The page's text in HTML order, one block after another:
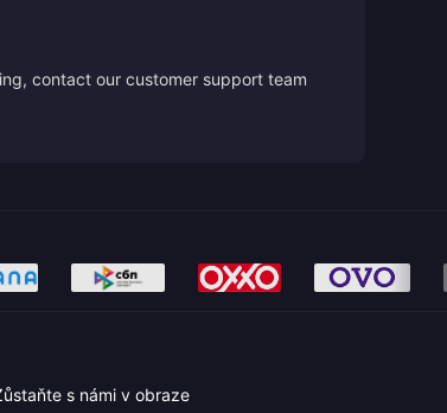
contact our customer support team
s námi v obraze